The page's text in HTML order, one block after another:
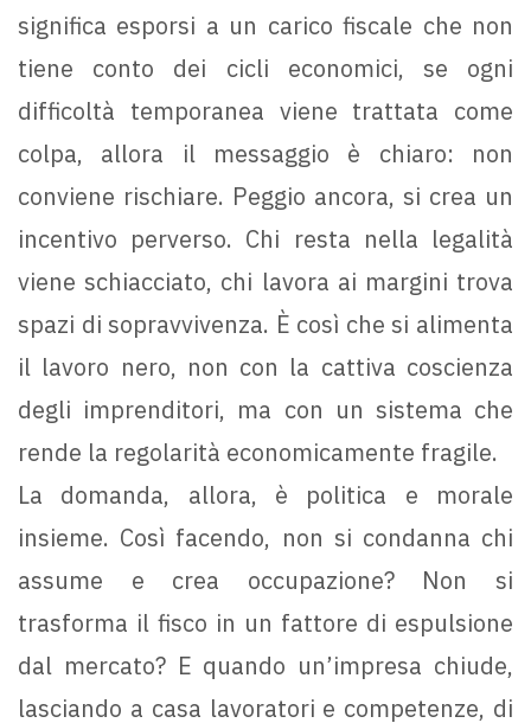
significa esporsi a un carico fiscale che non
tiene conto dei cicli economici, se ogni
difficoltà temporanea viene trattata come
colpa, allora il messaggio è chiaro: non
conviene rischiare. Peggio ancora, si crea un
incentivo perverso. Chi resta nella legalità
viene schiacciato, chi lavora ai margini trova
spazi di sopravvivenza. È così che si alimenta
il lavoro nero, non con la cattiva coscienza
degli imprenditori, ma con un sistema che
rende la regolarità economicamente fragile.
La domanda, allora, è politica e morale
insieme. Così facendo, non si condanna chi
assume e crea occupazione? Non si
trasforma il fisco in un fattore di espulsione
dal mercato? E quando un’impresa chiude,
lasciando a casa lavoratori e competenze, di